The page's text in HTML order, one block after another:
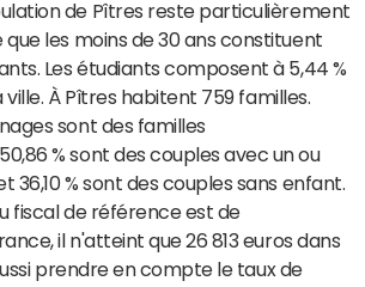
de Pîtres reste particulièrement
les moins de 30 ans constituent
Les étudiants composent à 5,44 %
ville. À Pîtres habitent 759 familles.
sont des familles
% sont des couples avec un ou
36,10 % sont des couples sans enfant.
fiscal de référence est de
il n'atteint que 26 813 euros dans
prendre en compte le taux de